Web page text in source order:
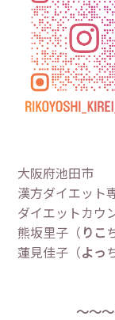
大阪府池田市
漢方ダイエッ
ダイエットカウ
熊坂里子（ りこ
蓮見佳子（よっ
～～